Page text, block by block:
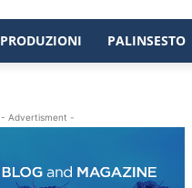
PRODUZIONI PALINSESTO
- Advertisment -